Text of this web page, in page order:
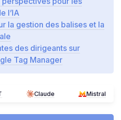
l’IA
la gestion des balises et la
des dirigeants sur
Tag Manager
Claude Mistral